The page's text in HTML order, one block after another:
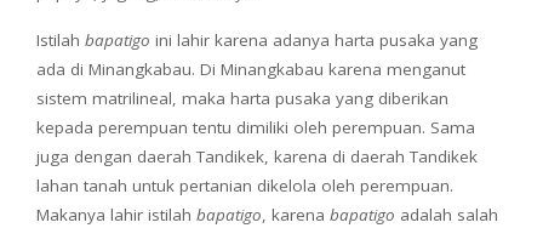
Istilah bapatigo ini lahir karena adanya harta pusaka yang
ada di Minangkabau. Di Minangkabau karena menganut
sistem matrilineal, maka harta pusaka yang diberikan
kepada perempuan tentu dimiliki oleh perempuan. Sama
juga dengan daerah Tandikek, karena di daerah Tandikek
lahan tanah untuk pertanian dikelola oleh perempuan.
Makanya lahir istilah bapatigo, karena bapatigo adalah salah